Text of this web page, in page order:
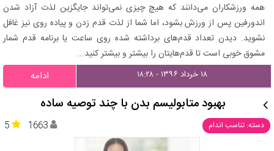
همه ورزشکاران می‌دانند که هیچ چیزی نمی‌‌تواند جایگزین لذت آزاد شدن
اندورفین پس از ورزش بشود، اما شما از لذت قدم زدن و پیاده روی نیز غافل
نشوید. دیدن تعداد قدم‌های برداشته شده روی ساعت یا برنامه قدم شمار
مشوق خوبی است تا قدم‌هایتان را بیشتر و بیشتر کنید...
۱۸ خرداد ۱۳۹۶ - ۱۸:۲۸ ادامه
بهبود متابولیسم بدن با چند توصیه ساده
دسته: تناسب اندام 5 1663